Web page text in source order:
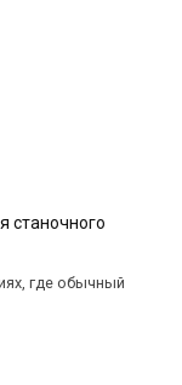
станочного
где обычный